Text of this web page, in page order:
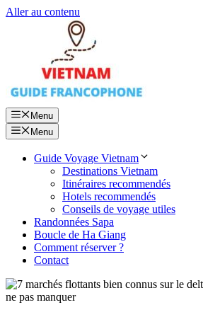
Aller au contenu
Menu
Menu
Guide Voyage Vietnam
Destinations Vietnam
Itinéraires recommendés
Hotels recommendés
Conseils de voyage utiles
Randonnées Sapa
Boucle de Ha Giang
Comment réserver ?
Contact